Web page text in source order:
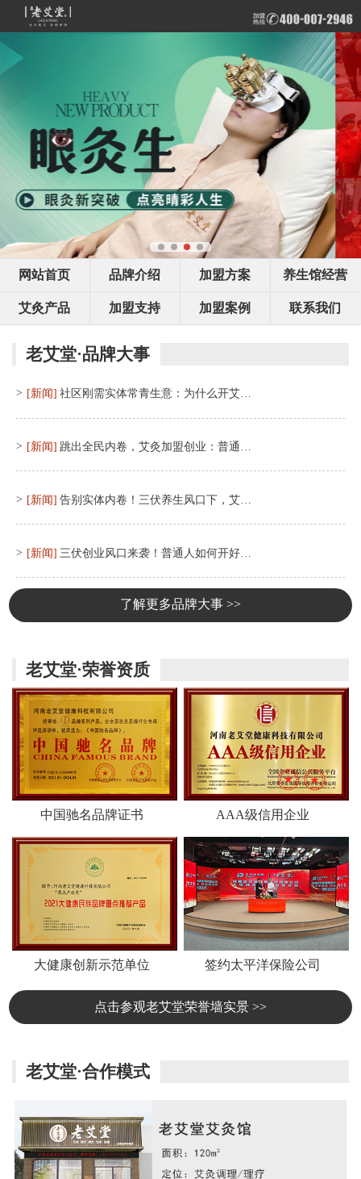
网站首页 品牌介绍 加盟方案 养生馆经营
艾灸产品 加盟支持 加盟案例 联系我们
老艾堂·品牌大事
> [新闻] 社区刚需实体常青生意：为什么开艾…
> [新闻] 跳出全民内卷，艾灸加盟创业：普通…
> [新闻] 告别实体内卷！三伏养生风口下，艾…
> [新闻] 三伏创业风口来袭！普通人如何开好…
了解更多品牌大事 >>
老艾堂·荣誉资质
中国驰名品牌证书 AAA级信用企业
大健康创新示范单位 签约太平洋保险公司
点击参观老艾堂荣誉墙实景 >>
老艾堂·合作模式